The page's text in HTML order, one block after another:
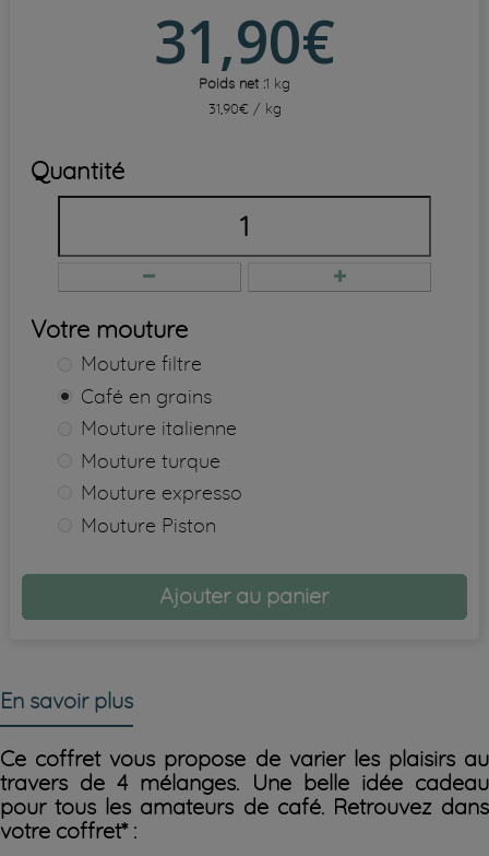
31,90€
Poids net :1 kg
31,90€ / kg
Quantité
Votre mouture
Mouture filtre
Café en grains
Mouture italienne
Mouture turque
Mouture expresso
Mouture Piston
Ajouter au panier
En savoir plus
Ce coffret vous propose de varier les plaisirs au
travers de 4 mélanges. Une belle idée cadeau
pour tous les amateurs de café. Retrouvez dans
votre coffret* :